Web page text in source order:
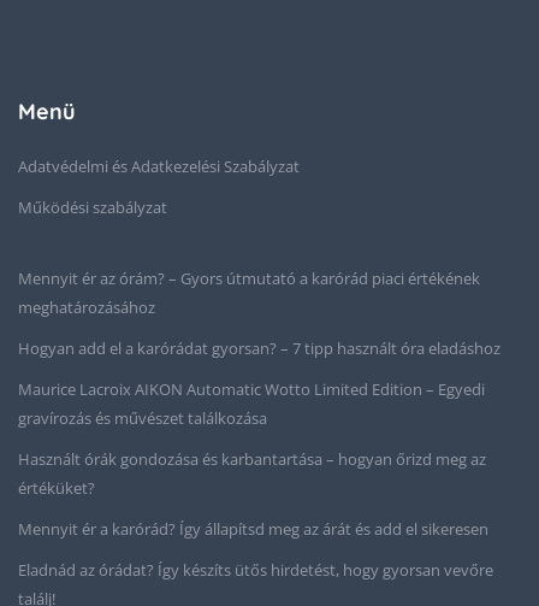
Menü
Adatvédelmi és Adatkezelési Szabályzat
Működési szabályzat
Mennyit ér az órám? – Gyors útmutató a karórád piaci értékének
meghatározásához
Hogyan add el a karórádat gyorsan? – 7 tipp használt óra eladáshoz
Maurice Lacroix AIKON Automatic Wotto Limited Edition – Egyedi
gravírozás és művészet találkozása
Használt órák gondozása és karbantartása – hogyan őrizd meg az
értéküket?
Mennyit ér a karórád? Így állapítsd meg az árát és add el sikeresen
Eladnád az órádat? Így készíts ütős hirdetést, hogy gyorsan vevőre
találj!